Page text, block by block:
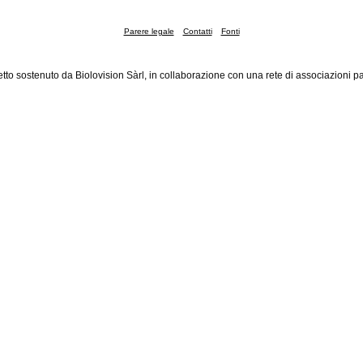
Parere legale Contatti Fonti
sostenuto da Biolovision Sàrl, in collaborazione con una rete di associazioni